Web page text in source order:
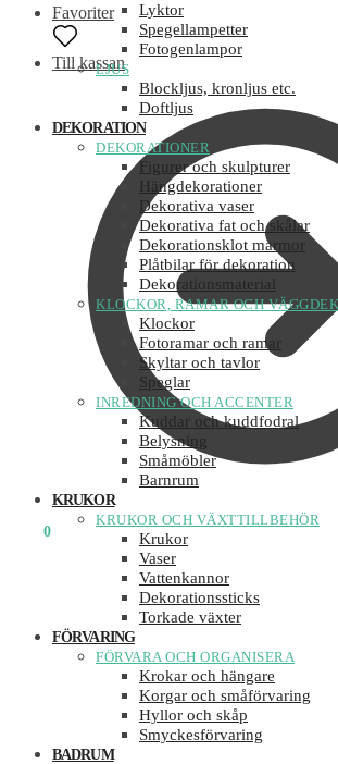
Favoriter
Till kassan
0
Lyktor
Spegellampetter
Fotogenlampor
LJUS
Blockljus, kronljus etc.
Doftljus
DEKORATION
DEKORATIONER
Figurer och skulpturer
Hängdekorationer
Dekorativa vaser
Dekorativa fat och skålar
Dekorationsklot marmor
Plåtbilar för dekoration
Dekorationsmaterial
KLOCKOR, RAMAR OCH
Klockor
Fotoramar och ramar
Skyltar och tavlor
Speglar
INREDNING OCH ACCENTER
Kuddar och kuddfodral
Belysning
Småmöbler
Barnrum
KRUKOR
KRUKOR OCH VÄXTTILLBEHÖR
Krukor
Vaser
Vattenkannor
Dekorationssticks
Torkade växter
FÖRVARING
FÖRVARA OCH ORGANISERA
Krokar och hängare
Korgar och småförvaring
Hyllor och skåp
Smyckesförvaring
BADRUM